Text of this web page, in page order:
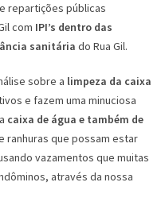
repartições públicas
com IPI’s dentro das
sanitária do Rua Gil.
sobre a limpeza da caixa
e fazem uma minuciosa
caixa de água e também de
ranhuras que possam estar
vazamentos que muitas
através da nossa